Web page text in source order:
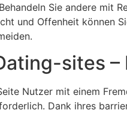
Sie andere mit
und Offenheit können
sites –
Nutzer mit einem
Dank ihres